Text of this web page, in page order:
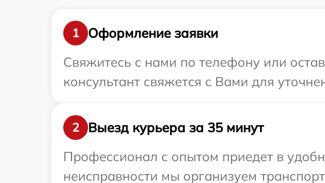
1
Оформление заявки
Свяжитесь с нами по телефону или
консультант свяжется с Вами для
2
Выезд курьера за 35 минут
Профессионал с опытом приедет в
неисправности мы организуем